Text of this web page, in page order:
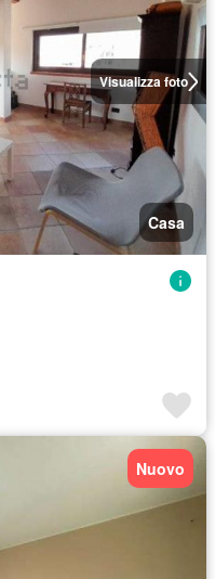
Visualizza foto
Casa
Nuovo